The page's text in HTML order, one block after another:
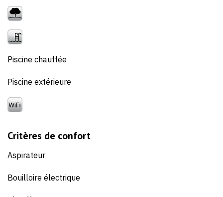
Piscine chauffée
Piscine extérieure
Critères de confort
Aspirateur
Bouilloire électrique